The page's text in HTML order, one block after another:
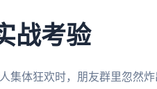
战考验
集体狂欢时，朋友群里忽然